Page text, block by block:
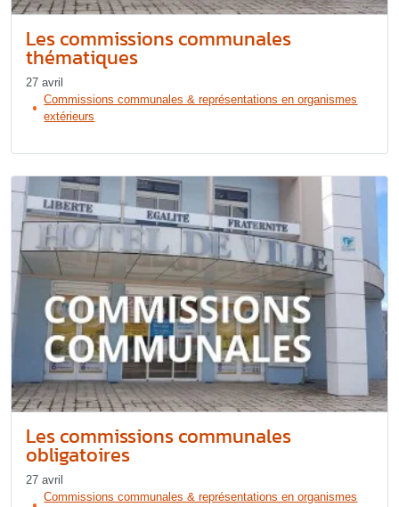
Les commissions communales
thématiques
27 avril
Commissions communales & représentations en organismes
extérieurs
Les commissions communales
obligatoires
27 avril
Commissions communales & représentations en organismes